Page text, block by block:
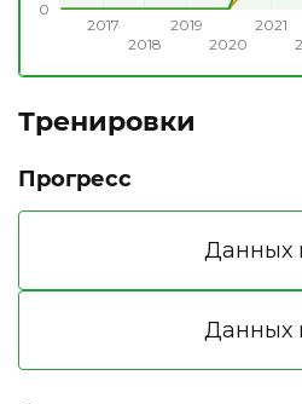
2017
2018
2019
2020
2021
0
Тренировки
Прогресс